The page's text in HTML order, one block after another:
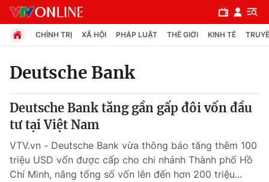
Chuyên mục
Chính trị
Xã hội
CHÍNH TRỊ XÃ HỘI PHÁP LUẬT THẾ GIỚI KINH TẾ
Deutsche Bank
Deutsche Bank tăng gần gấp đôi vốn đầu
tư tại Việt Nam
VTV.vn - Deutsche Bank vừa thông báo tăng thêm 100
triệu USD vốn được cấp cho chi nhánh Thành phố Hồ
Chí Minh, nâng tổng số vốn lên đến hơn 200 triệu...